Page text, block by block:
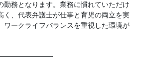
勤務となります。業務に慣れていただけ
く、代表弁護士が仕事と育児の両立を実
ワークライフバランスを重視した環境が